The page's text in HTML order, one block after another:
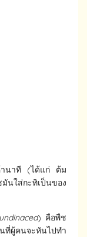
านาที (ได้แก่ ต้ม
ใส่กะทิเป็นของ
) คือพืช
ที่ผู้คนจะหันไปทำ